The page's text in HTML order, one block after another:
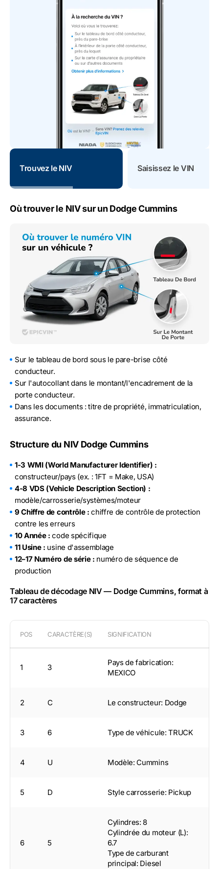
Trouvez le NIV Saisissez le VIN
Où trouver le NIV sur un Dodge Cummins
Sur le tableau de bord sous le pare-brise côté
conducteur.
Sur l'autocollant dans le montant/l'encadrement de la
porte conducteur.
Dans les documents : titre de propriété, immatriculation,
assurance.
Structure du NIV Dodge Cummins
1-3 WMI (World Manufacturer Identifier) :
constructeur/pays (ex. : 1FT = Make, USA)
4-8 VDS (Vehicle Description Section) :
modèle/carrosserie/systèmes/moteur
9 Chiffre de contrôle : chiffre de contrôle de protection
contre les erreurs
10 Année : code spécifique
11 Usine : usine d'assemblage
12–17 Numéro de série : numéro de séquence de
production
Tableau de décodage NIV — Dodge Cummins, format à
17 caractères
POS CARACTÈRE(S) SIGNIFICATION
1 3
Pays de fabrication:
MEXICO
2 C Le constructeur: Dodge
3 6 Type de véhicule: TRUCK
4 U Modèle: Cummins
5 D Style carrosserie: Pickup
6 5
Cylindres: 8
Cylindrée du moteur (L):
6.7
Type de carburant
principal: Diesel